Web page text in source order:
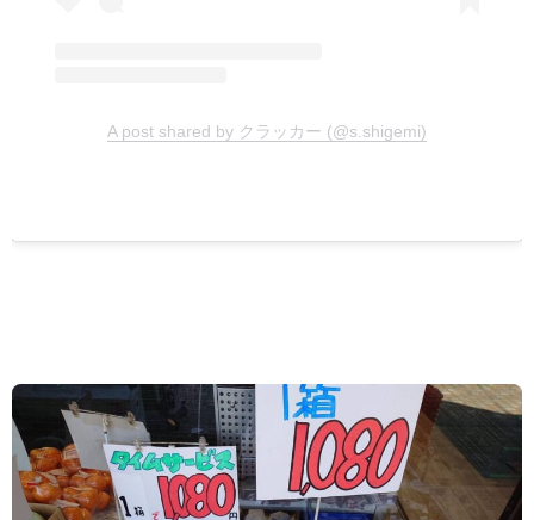
A post shared by クラッカー (@s.shigemi)